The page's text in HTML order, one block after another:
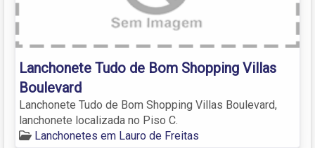
Lanchonete Tudo de Bom Shopping Villas
Boulevard
Lanchonete Tudo de Bom Shopping Villas Boulevard,
lanchonete localizada no Piso C.
Lanchonetes em Lauro de Freitas